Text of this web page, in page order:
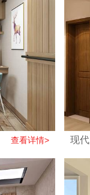
查看详情> 现